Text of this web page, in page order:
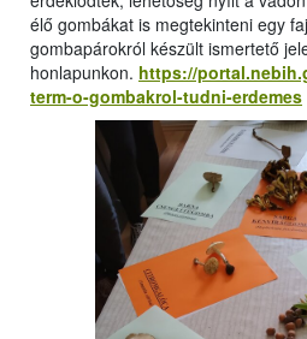
élő gombákat is megtekinteni egy
gombapárokról készült ismertető
honlapunkon. https://
term-o-gombakrol-tudni-erdemes